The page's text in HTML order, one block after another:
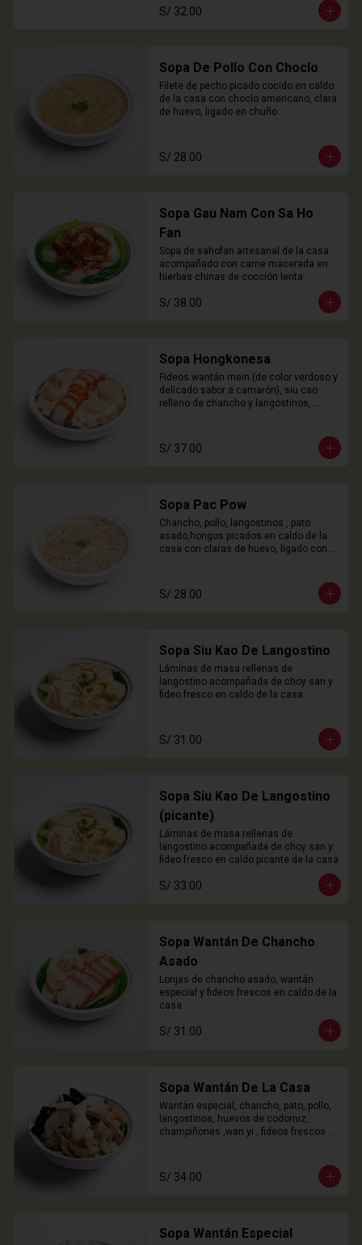
S/ 32.00
Sopa De Pollo Con Choclo
Filete de pecho picado cocido en caldo
de la casa con choclo americano, clara
de huevo, ligado en chuño
S/ 28.00
Sopa Gau Nam Con Sa Ho
Fan
Sopa de sahofan artesanal de la casa
acompañado con carne macerada en
hierbas chinas de cocción lenta
S/ 38.00
Sopa Hongkonesa
Fideos wantán mein (de color verdoso y
delicado sabor a camarón), siu cao
relleno de chancho y langostinos,
casa.
S/ 37.00
Sopa Pac Pow
Chancho, pollo, langostinos , pato
asado,hongos picados en caldo de la
casa con claras de huevo, ligado con
S/ 28.00
Sopa Siu Kao De Langostino
Láminas de masa rellenas de
langostino acompañada de choy san y
fideo fresco en caldo de la casa
S/ 31.00
Sopa Siu Kao De Langostino
(picante)
Láminas de masa rellenas de
langostino acompañada de choy san y
fideo fresco en caldo picante de la casa
S/ 33.00
Sopa Wantán De Chancho
Asado
Lonjas de chancho asado, wantán
especial y fideos frescos en caldo de la
casa
S/ 31.00
Sopa Wantán De La Casa
Wantán especial, chancho, pato, pollo,
langostinos, huevos de codorniz,
champiñones ,wan yi , fideos frescos
S/ 34.00
Sopa Wantán Especial